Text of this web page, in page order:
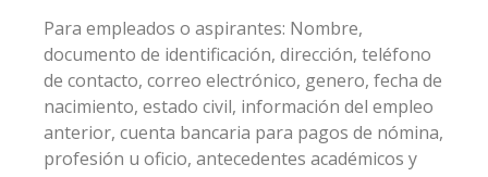
Para empleados o aspirantes: Nombre,
documento de identificación, dirección, teléfono
de contacto, correo electrónico, genero, fecha de
nacimiento, estado civil, información del empleo
anterior, cuenta bancaria para pagos de nómina,
profesión u oficio, antecedentes académicos y